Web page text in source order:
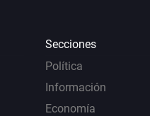
Secciones
Política
Información
Economía